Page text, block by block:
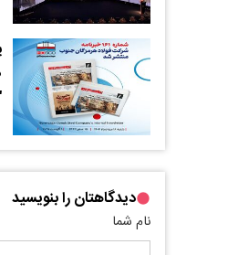
دیدگاهتان را بنویسید
نام شما